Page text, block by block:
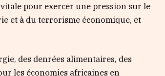
pour exercer une pression sur le
et à du terrorisme économique, et
des denrées alimentaires, des
les économies africaines en